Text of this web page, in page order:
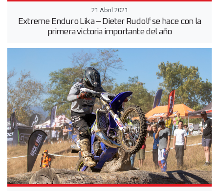
21 Abril 2021
Extreme Enduro Lika – Dieter Rudolf se hace con la
primera victoria importante del año